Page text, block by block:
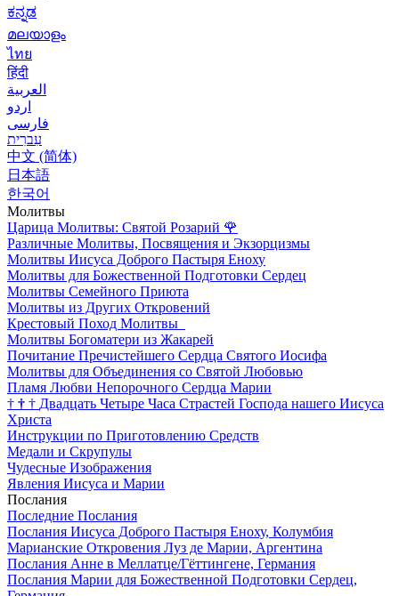
ಕನ್ನಡ
മലയാളം
ไทย
हिंदी
العربية
اردو
فارسی
עִברִית
中文 (简体)
日本語
한국어
Молитвы
Царица Молитвы: Святой Розарий 🌹
Различные Молитвы, Посвящения и Экзорцизмы
Молитвы Иисуса Доброго Пастыря Еноху
Молитвы для Божественной Подготовки Сердец
Молитвы Семейного Приюта
Молитвы из Других Откровений
Крестовый Поход Молитвы
Молитвы Богоматери из Жакарей
Почитание Пречистейшего Сердца Святого Иосифа
Молитвы для Объединения со Святой Любовью
Пламя Любви Непорочного Сердца Марии
† † † Двадцать Четыре Часа Страстей Господа нашего Иисуса
Христа
Инструкции по Приготовлению Средств
Медали и Скрупулы
Чудесные Изображения
Явления Иисуса и Марии
Послания
Последние Послания
Послания Иисуса Доброго Пастыря Еноху, Колумбия
Марианские Откровения Луз де Марии, Аргентина
Послания Анне в Меллатце/Гёттингене, Германия
Послания Марии для Божественной Подготовки Сердец,